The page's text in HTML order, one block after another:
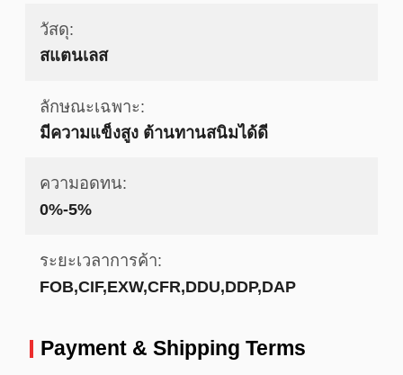
วัสดุ:
สแตนเลส
ลักษณะเฉพาะ:
มีความแข็งสูง ต้านทานสนิมได้ดี
ความอดทน:
0%-5%
ระยะเวลาการค้า:
FOB,CIF,EXW,CFR,DDU,DDP,DAP
Payment & Shipping Terms